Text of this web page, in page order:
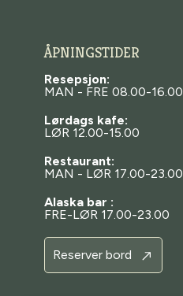
ÅPNINGSTIDER
Resepsjon:
MAN - FRE 08.00-16.00
Lørdags kafe:
LØR 12.00-15.00
Restaurant:
MAN - LØR 17.00-23.00
Alaska bar :
FRE-LØR 17.00-23.00
Reserver bord